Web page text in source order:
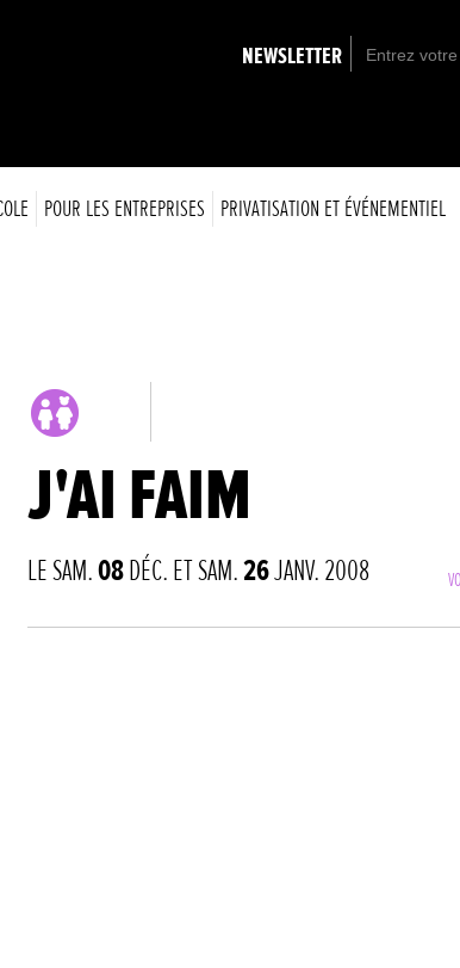
NEWSLETTER
POUR LES ENTREPRISES PRIVATISATION ET ÉVÉNEMENTIEL
J'AI FAIM
LE SAM.08DÉC. ET SAM.26JANV. 2008